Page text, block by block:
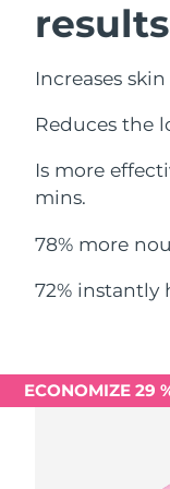
results
Increases
Reduces the
Is more
mins.
78% more
72% instantly
ECONOMIZE 29
Omã
Filipinas
Polônia
Portugal
Romênia